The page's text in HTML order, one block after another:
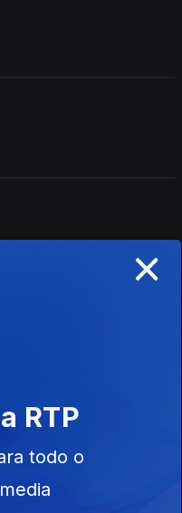
×
RTP
todo o